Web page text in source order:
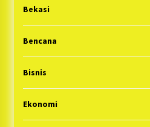
Bekasi
Bencana
Bisnis
Ekonomi